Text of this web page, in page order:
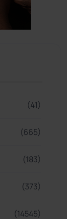
(41)
(665)
(183)
(373)
(14545)